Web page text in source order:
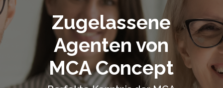
Zugelassene
Agenten von
MCA Concept